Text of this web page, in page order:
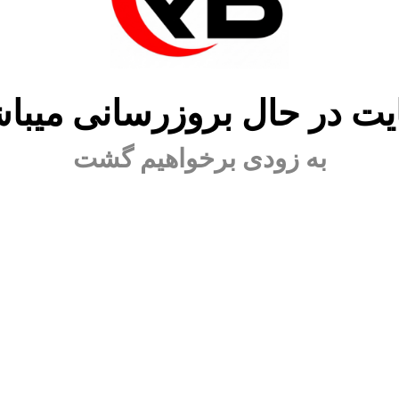
در حال بروزرسانی
به زودی برخواهیم گشت